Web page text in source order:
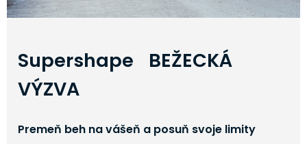
Supershape BEŽECKÁ
VÝZVA
Premeň beh na vášeň a posuň svoje limity